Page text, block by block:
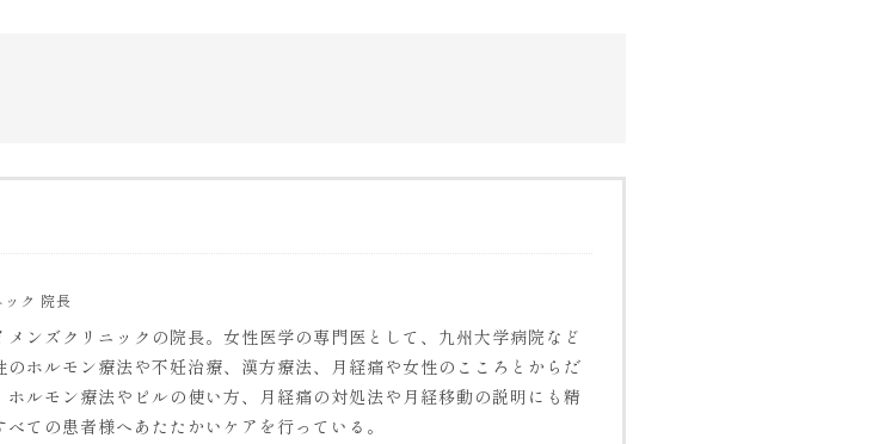
ク 院長
ンズクリニックの院長。女性医学の専門医として、九州大学病院など
ホルモン療法や不妊治療、漢方療法、月経痛や女性のこころとからだ
ルモン療法やピルの使い方、月経痛の対処法や月経移動の説明にも精
ての患者様へあたたかいケアを行っている。